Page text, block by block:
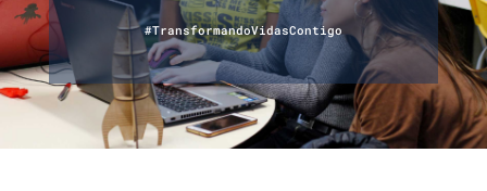
#TransformandoVidasContigo